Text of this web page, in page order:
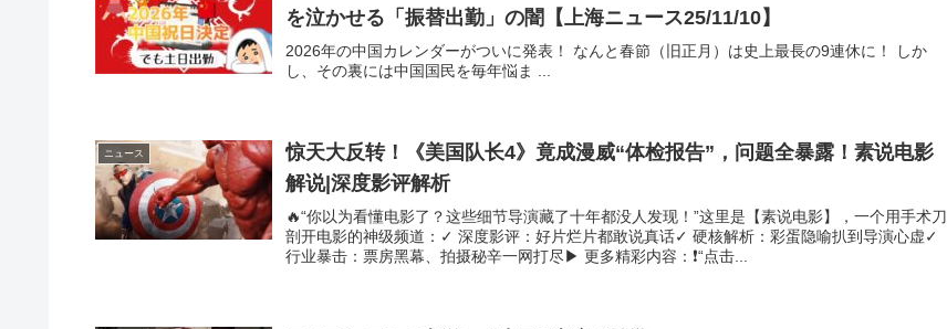
を泣かせる「振替出勤」の闇【上海ニュース25/11/10】
2026年の中国カレンダーがついに発表！ なんと春節（旧正月）は史上最長の9連休に！ しか
し、その裏には中国国民を毎年悩ま ...
ニュース
惊天大反转！《美国队长4》竟成漫威“体检报告”，问题全暴露！素说电影
解说|深度影评解析
🔥“你以为看懂电影了？这些细节导演藏了十年都没人发现！”这里是【素说电影】，一个用手术刀
剖开电影的神级频道：✓ 深度影评：好片烂片都敢说真话✓ 硬核解析：彩蛋隐喻扒到导演心虚✓
行业暴击：票房黑幕、拍摄秘辛一网打尽▶ 更多精彩内容：❗“点击...